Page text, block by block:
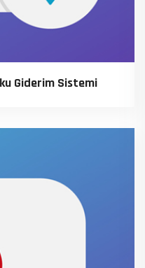
Giderim Sistemi